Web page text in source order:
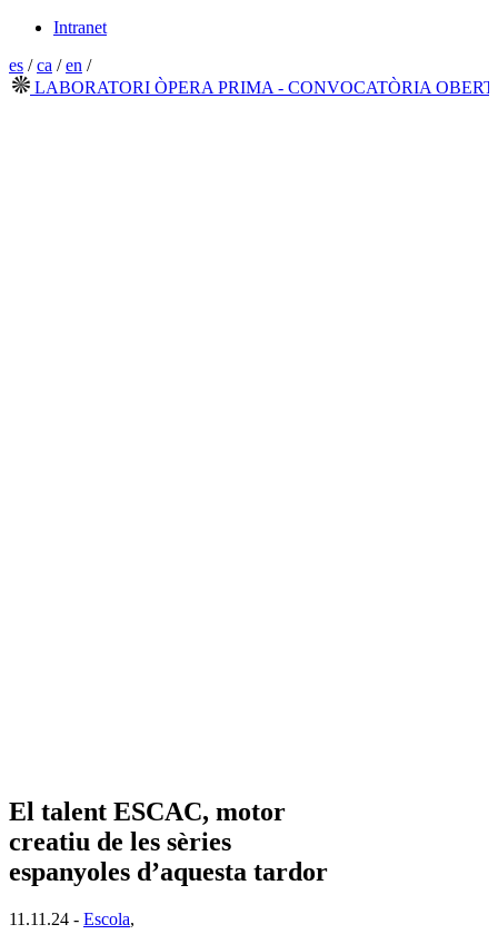
Intranet
es /ca /en /
ÒPERA PRIMA - CONVOCATÒRIA OBERTA
El talent ESCAC, motor
creatiu de les sèries
espanyoles d’aquesta tardor
11.11.24 - Escola,